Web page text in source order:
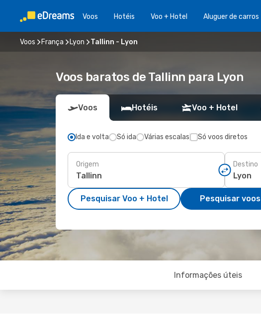
Voos Hotéis Voo + Hotel Aluguer de carros
Voos França Lyon Tallinn - Lyon
Voos baratos de Tallinn para Lyon
Voos Hotéis Voo + Hotel
Ida e volta Só ida Várias escalas Só voos diretos
Origem Destino
Pesquisar Voo + Hotel Pesquisar voos
Informações úteis